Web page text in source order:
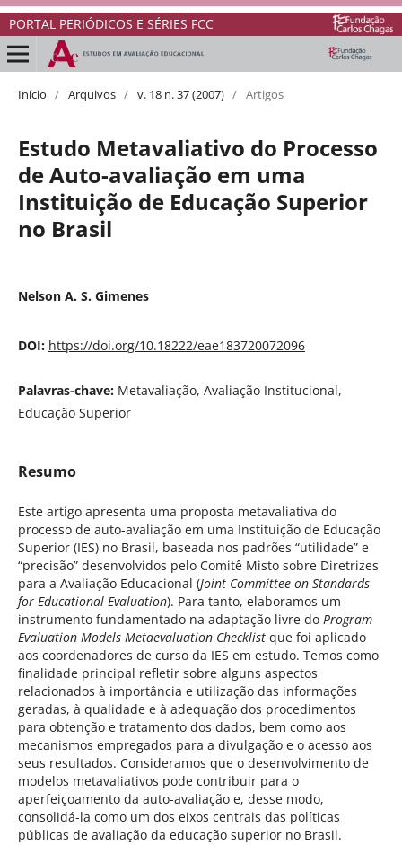
PORTAL PERIÓDICOS E SÉRIES FCC
Início / Arquivos / v. 18 n. 37 (2007) / Artigos
Estudo Metavaliativo do Processo
de Auto-avaliação em uma
Instituição de Educação Superior
no Brasil
Nelson A. S. Gimenes
DOI: https://doi.org/10.18222/eae183720072096
Palavras-chave: Metavaliação, Avaliação Institucional,
Educação Superior
Resumo
Este artigo apresenta uma proposta metavaliativa do
processo de auto-avaliação em uma Instituição de Educação
Superior (IES) no Brasil, baseada nos padrões “utilidade” e
“precisão” desenvolvidos pelo Comitê Misto sobre Diretrizes
para a Avaliação Educacional (Joint Committee on Standards
for Educational Evaluation). Para tanto, elaboramos um
instrumento fundamentado na adaptação livre do Program
Evaluation Models Metaevaluation Checklistque foi aplicado
aos coordenadores de curso da IES em estudo. Temos como
finalidade principal refletir sobre alguns aspectos
relacionados à importância e utilização das informações
geradas, à qualidade e à adequação dos procedimentos
para obtenção e tratamento dos dados, bem como aos
mecanismos empregados para a divulgação e o acesso aos
seus resultados. Consideramos que o desenvolvimento de
modelos metavaliativos pode contribuir para o
aperfeiçoamento da auto-avaliação e, desse modo,
consolidá-la como um dos eixos centrais das políticas
públicas de avaliação da educação superior no Brasil.